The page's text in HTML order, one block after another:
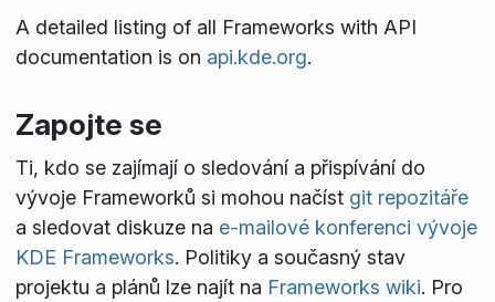
A detailed listing of all Frameworks with API
documentation is on api.kde.org.
Zapojte se
Ti, kdo se zajímají o sledování a přispívání do
vývoje Frameworků si mohou načíst git repozitáře
a sledovat diskuze na e-mailové konferenci vývoje
KDE Frameworks. Politiky a současný stav
projektu a plánů lze najít na Frameworks wiki. Pro